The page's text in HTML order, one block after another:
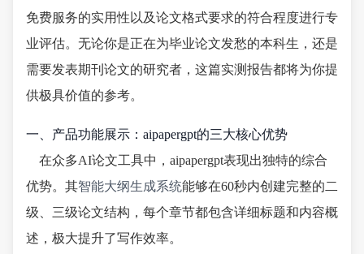
免费服务的实用性以及论文格式要求的符合程度进行专
业评估。无论你是正在为毕业论文发愁的本科生，还是
需要发表期刊论文的研究者，这篇实测报告都将为你提
供极具价值的参考。
一、产品功能展示：aipapergpt的三大核心优势
在众多AI论文工具中，aipapergpt表现出独特的综合
优势。其智能大纲生成系统能够在60秒内创建完整的二
级、三级论文结构，每个章节都包含详细标题和内容概
述，极大提升了写作效率。